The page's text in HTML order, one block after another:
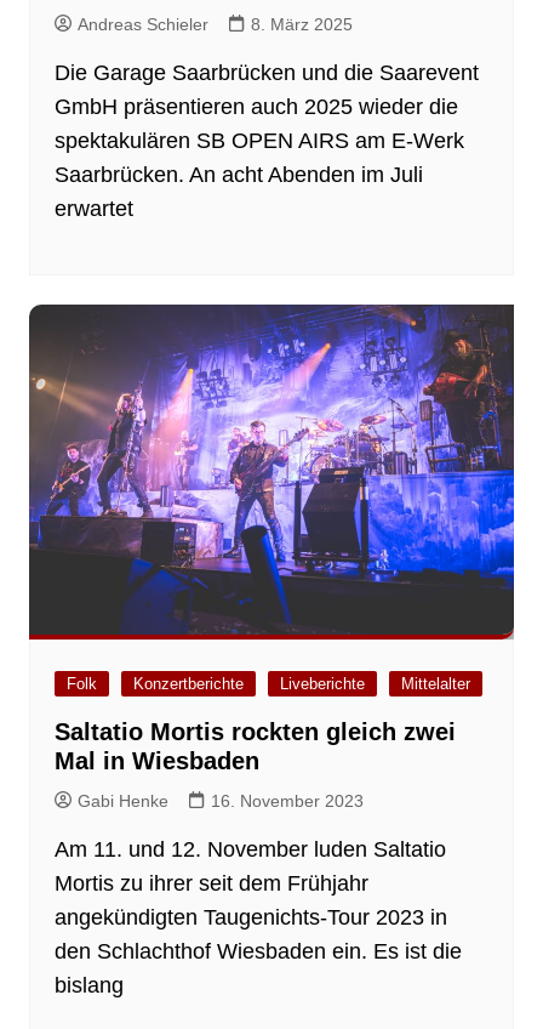
Andreas Schieler 8. März 2025
Die Garage Saarbrücken und die Saarevent
GmbH präsentieren auch 2025 wieder die
spektakulären SB OPEN AIRS am E-Werk
Saarbrücken. An acht Abenden im Juli
erwartet
Folk Konzertberichte Liveberichte Mittelalter
Saltatio Mortis rockten gleich zwei
Mal in Wiesbaden
Gabi Henke 16. November 2023
Am 11. und 12. November luden Saltatio
Mortis zu ihrer seit dem Frühjahr
angekündigten Taugenichts-Tour 2023 in
den Schlachthof Wiesbaden ein. Es ist die
bislang